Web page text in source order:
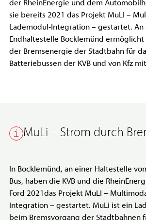
der RheinEnergie und dem
sie bereits 2021 das Projekt MuLI –
Lademodul-Integration – gestartet. An
Endhaltestelle Bocklemünd
der Bremsenergie der Stadtbahn für
Batteriebussen der KVB und von Kfz
MuLi – Strom durch
In Bocklemünd, an einer Haltestelle
Bus, haben die KVB und die
Ford 2021das Projekt MuLI –
Integration – gestartet. MuLi ist ein
beim Bremsvorgang der Stadtbahnen